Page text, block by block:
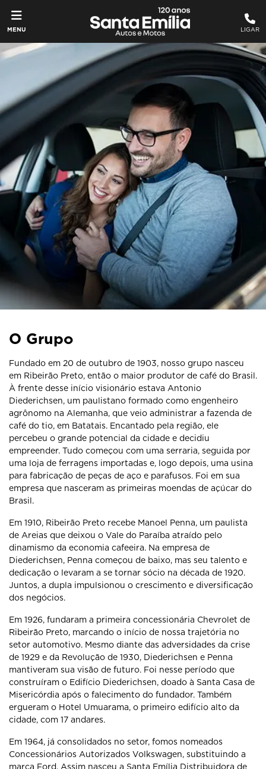
MENU LIGAR
O Grupo
Fundado em 20 de outubro de 1903, nosso grupo nasceu
em Ribeirão Preto, então o maior produtor de café do Brasil.
À frente desse início visionário estava Antonio
Diederichsen, um paulistano formado como engenheiro
agrônomo na Alemanha, que veio administrar a fazenda de
café do tio, em Batatais. Encantado pela região, ele
percebeu o grande potencial da cidade e decidiu
empreender. Tudo começou com uma serraria, seguida por
uma loja de ferragens importadas e, logo depois, uma usina
para fabricação de peças de aço e parafusos. Foi em sua
empresa que nasceram as primeiras moendas de açúcar do
Brasil.
Em 1910, Ribeirão Preto recebe Manoel Penna, um paulista
de Areias que deixou o Vale do Paraíba atraído pelo
dinamismo da economia cafeeira. Na empresa de
Diederichsen, Penna começou de baixo, mas seu talento e
dedicação o levaram a se tornar sócio na década de 1920.
Juntos, a dupla impulsionou o crescimento e diversificação
dos negócios.
Em 1926, fundaram a primeira concessionária Chevrolet de
Ribeirão Preto, marcando o início de nossa trajetória no
setor automotivo. Mesmo diante das adversidades da crise
de 1929 e da Revolução de 1930, Diederichsen e Penna
mantiveram sua visão de futuro. Foi nesse período que
construíram o Edifício Diederichsen, doado à Santa Casa de
Misericórdia após o falecimento do fundador. Também
ergueram o Hotel Umuarama, o primeiro edifício alto da
cidade, com 17 andares.
Em 1964, já consolidados no setor, fomos nomeados
Concessionários Autorizados Volkswagen, substituindo a
marca Ford. Assim nasceu a Santa Emília Distribuidora de